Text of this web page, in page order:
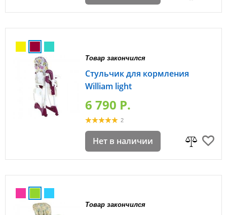
Товар закончился
Стульчик для кормления
William light
6 790 P.
2
Нет в наличии
Товар закончился